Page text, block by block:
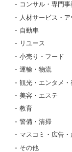
コンサル・専門
人材サービス・
自動車
リユース
小売り・フード
運輸・物流
観光・エンタメ
美容・エステ
教育
警備・清掃
マスコミ・広告
その他